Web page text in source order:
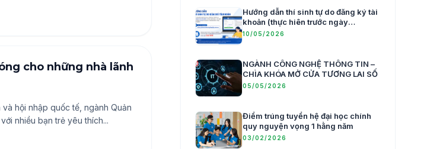
cho những nhà lãnh
hội nhập quốc tế, ngành Quản
nhiều bạn trẻ yêu thích...
Hướng dẫn thí sinh tự do đăng ký tài
khoản (thực hiên trước ngày
20/5/2026)
10/05/2026
NGÀNH CÔNG NGHỆ THÔNG TIN –
CHÌA KHÓA MỞ CỬA TƯƠNG LAI SỐ
05/05/2026
Điểm trúng tuyển hệ đại học chính
quy nguyện vọng 1 hằng năm
03/02/2026